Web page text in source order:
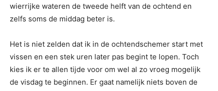
wierrijke wateren de tweede helft van de ochtend en
zelfs soms de middag beter is.
Het is niet zelden dat ik in de ochtendschemer start met
vissen en een stek uren later pas begint te lopen. Toch
kies ik er te allen tijde voor om wel al zo vroeg mogelijk
de visdag te beginnen. Er gaat namelijk niets boven de